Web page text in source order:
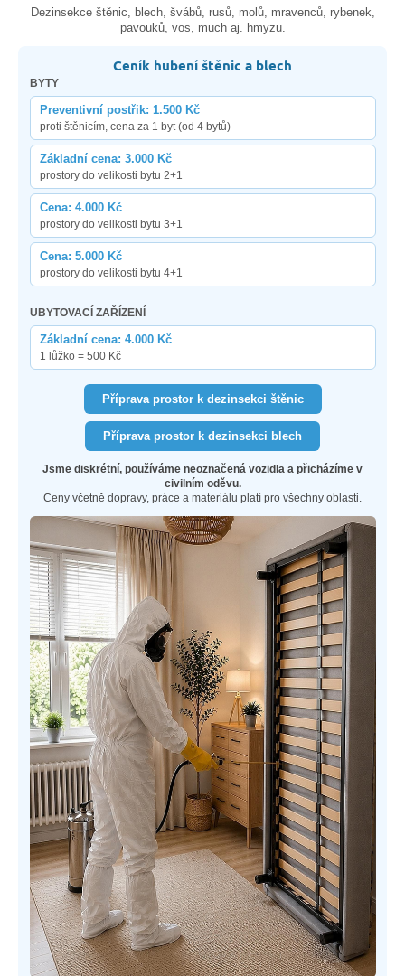
Dezinsekce štěnic, blech, švábů, rusů, molů, mravenců, rybenek,
pavouků, vos, much aj. hmyzu.
Ceník hubení štěnic a blech
BYTY
Preventivní postřik: 1.500 Kč
proti štěnicím, cena za 1 byt (od 4 bytů)
Základní cena: 3.000 Kč
prostory do velikosti bytu 2+1
Cena: 4.000 Kč
prostory do velikosti bytu 3+1
Cena: 5.000 Kč
prostory do velikosti bytu 4+1
UBYTOVACÍ ZAŘÍZENÍ
Základní cena: 4.000 Kč
1 lůžko = 500 Kč
Příprava prostor k dezinsekci štěnic
Příprava prostor k dezinsekci blech
Jsme diskrétní, používáme neoznačená vozidla a přicházíme v
civilním oděvu.
Ceny včetně dopravy, práce a materiálu platí pro všechny oblasti.